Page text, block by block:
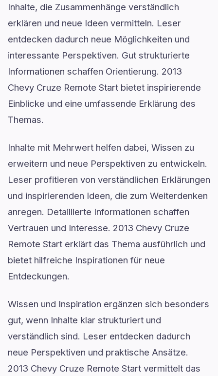
Inhalte, die Zusammenhänge verständlich
erklären und neue Ideen vermitteln. Leser
entdecken dadurch neue Möglichkeiten und
interessante Perspektiven. Gut strukturierte
Informationen schaffen Orientierung. 2013
Chevy Cruze Remote Start bietet inspirierende
Einblicke und eine umfassende Erklärung des
Themas.
Inhalte mit Mehrwert helfen dabei, Wissen zu
erweitern und neue Perspektiven zu entwickeln.
Leser profitieren von verständlichen Erklärungen
und inspirierenden Ideen, die zum Weiterdenken
anregen. Detaillierte Informationen schaffen
Vertrauen und Interesse. 2013 Chevy Cruze
Remote Start erklärt das Thema ausführlich und
bietet hilfreiche Inspirationen für neue
Entdeckungen.
Wissen und Inspiration ergänzen sich besonders
gut, wenn Inhalte klar strukturiert und
verständlich sind. Leser entdecken dadurch
neue Perspektiven und praktische Ansätze.
2013 Chevy Cruze Remote Start vermittelt das